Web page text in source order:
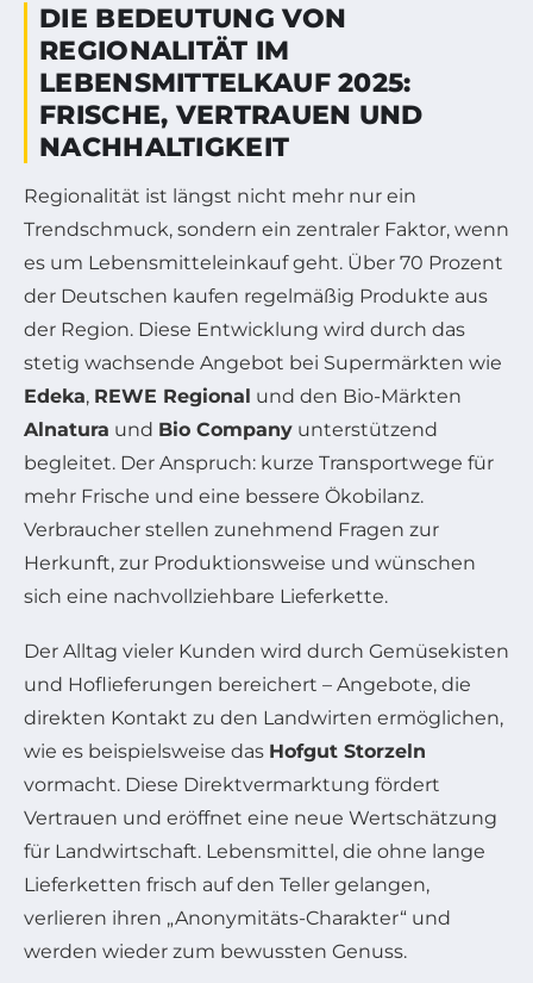
DIE BEDEUTUNG VON
REGIONALITÄT IM
LEBENSMITTELKAUF 2025:
FRISCHE, VERTRAUEN UND
NACHHALTIGKEIT
Regionalität ist längst nicht mehr nur ein
Trendschmuck, sondern ein zentraler Faktor, wenn
es um Lebensmitteleinkauf geht. Über 70 Prozent
der Deutschen kaufen regelmäßig Produkte aus
der Region. Diese Entwicklung wird durch das
stetig wachsende Angebot bei Supermärkten wie
Edeka, REWE Regional und den Bio-Märkten
Alnatura und Bio Company unterstützend
begleitet. Der Anspruch: kurze Transportwege für
mehr Frische und eine bessere Ökobilanz.
Verbraucher stellen zunehmend Fragen zur
Herkunft, zur Produktionsweise und wünschen
sich eine nachvollziehbare Lieferkette.
Der Alltag vieler Kunden wird durch Gemüsekisten
und Hoflieferungen bereichert – Angebote, die
direkten Kontakt zu den Landwirten ermöglichen,
wie es beispielsweise das Hofgut Storzeln
vormacht. Diese Direktvermarktung fördert
Vertrauen und eröffnet eine neue Wertschätzung
für Landwirtschaft. Lebensmittel, die ohne lange
Lieferketten frisch auf den Teller gelangen,
verlieren ihren „Anonymitäts-Charakter“ und
werden wieder zum bewussten Genuss.